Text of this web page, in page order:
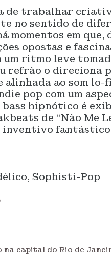
de trabalhar
no sentido de
momentos em
opostas e
um ritmo leve
refrão o direciona
ao som lo-
pop com um
bass hipnótico é
de “Não Me
inventivo
Sophisti-Pop
capital do Rio de